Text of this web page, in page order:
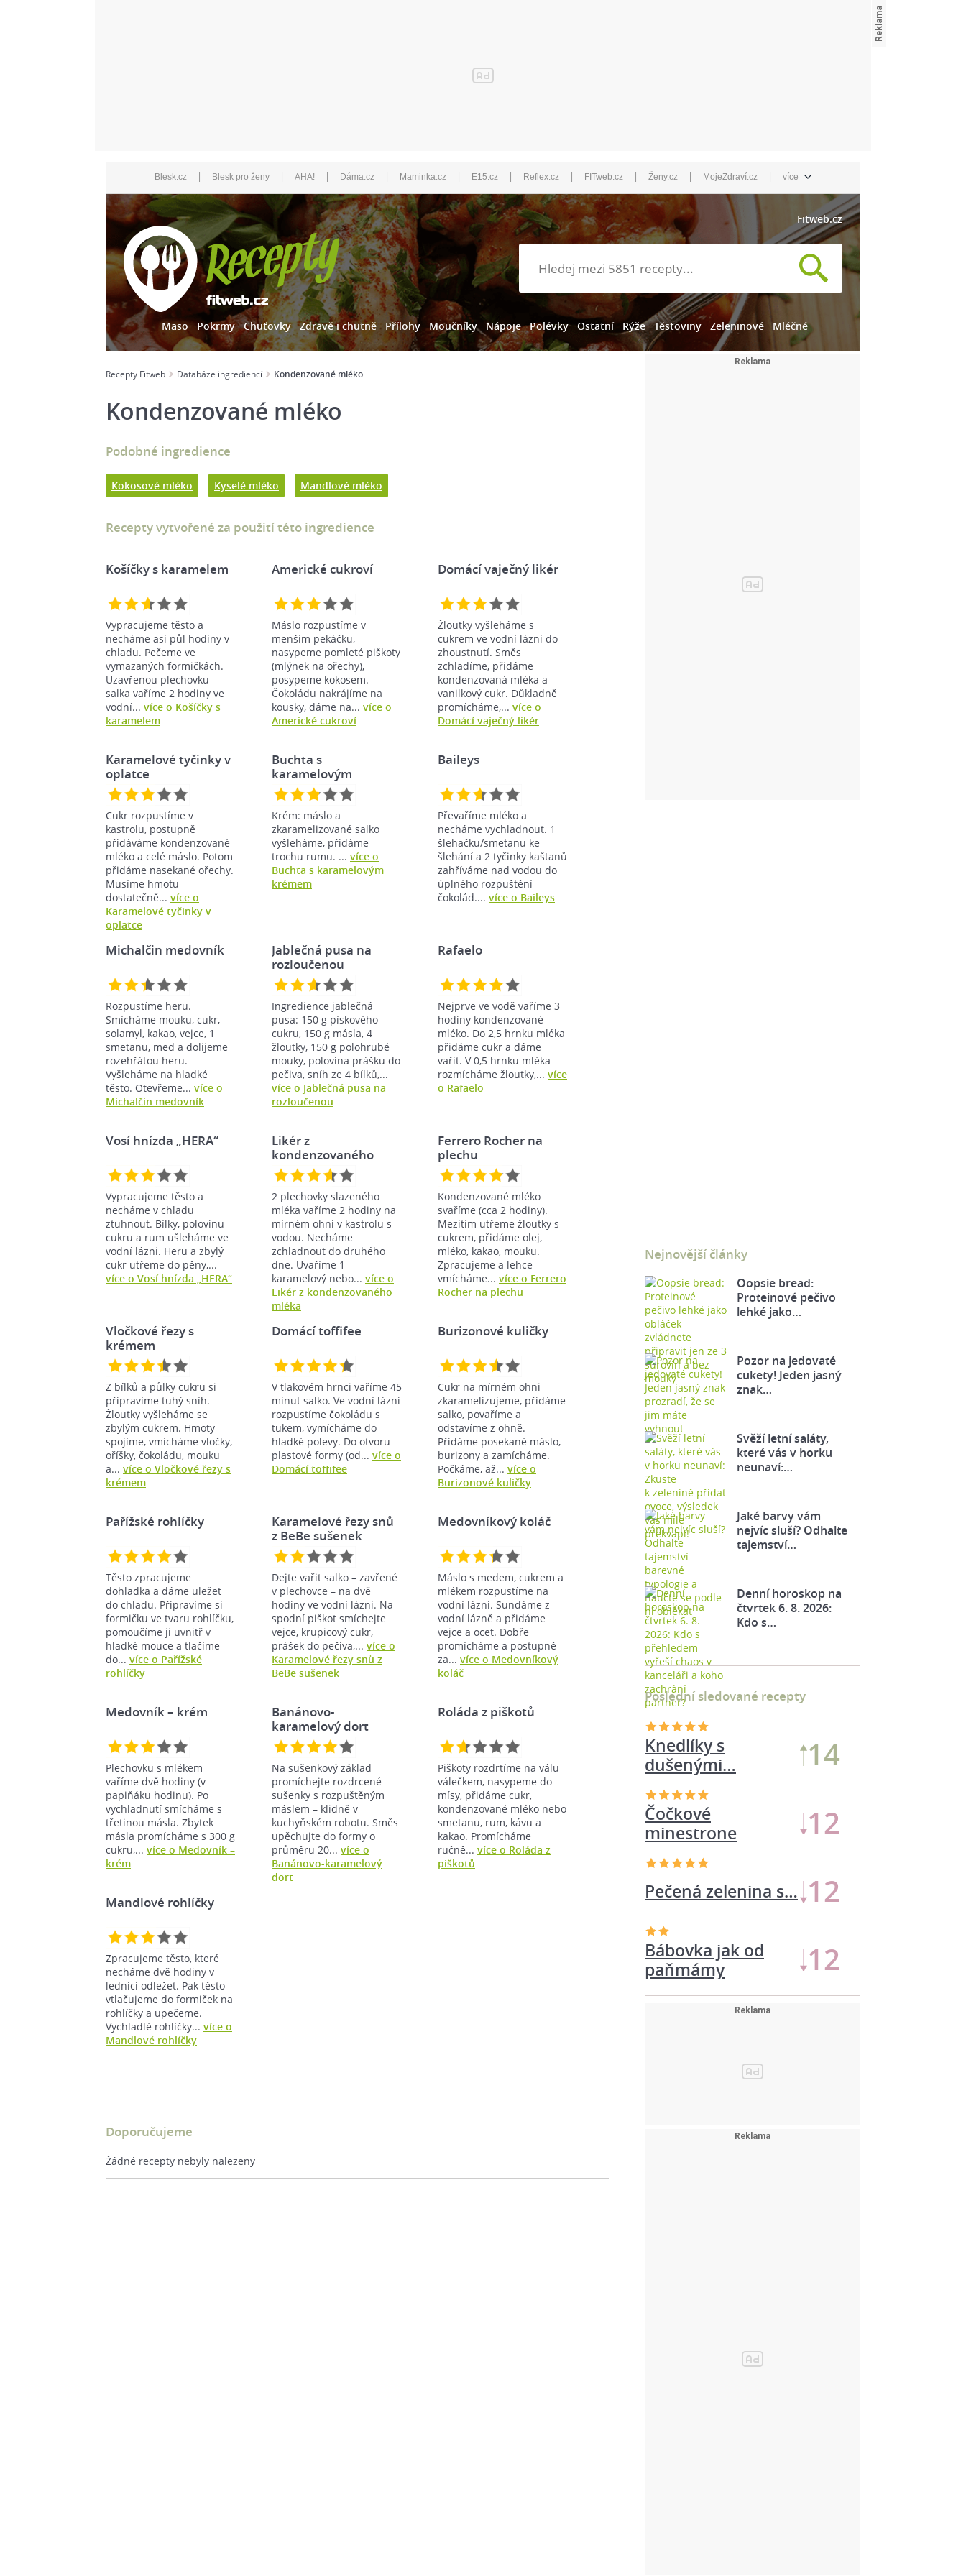
Blesk.cz | Blesk pro ženy | AHA! | Dáma.cz | Maminka.cz | E15.cz | Reflex.cz | FITweb.cz | Ženy.cz | MojeZdraví.cz | více
Fitweb.cz
Maso Pokrmy Chuťovky Zdravě i chutně Přílohy Moučníky Nápoje Polévky Ostatní Rýže Těstoviny Zeleninové Mléčné
Recepty Fitweb Databáze ingrediencí Kondenzované mléko
Kondenzované mléko
Podobné ingredience
Kokosové mléko Kyselé mléko Mandlové mléko
Recepty vytvořené za použití této ingredience
Košíčky s karamelem
Vypracujeme těsto a
necháme asi půl hodiny v
chladu. Pečeme ve
vymazaných formičkách.
Uzavřenou plechovku
salka vaříme 2 hodiny ve
vodní... více o Košíčky s
karamelem
Americké cukroví
Máslo rozpustíme v
menším pekáčku,
nasypeme pomleté piškoty
(mlýnek na ořechy),
posypeme kokosem.
Čokoládu nakrájíme na
kousky, dáme na... více o
Americké cukroví
Domácí vaječný likér
Žloutky vyšleháme s
cukrem ve vodní lázni do
zhoustnutí. Směs
zchladíme, přidáme
kondenzovaná mléka a
vanilkový cukr. Důkladně
promícháme,... více o
Domácí vaječný likér
Karamelové tyčinky v
oplatce
Cukr rozpustíme v
kastrolu, postupně
přidáváme kondenzované
mléko a celé máslo. Potom
přidáme nasekané ořechy.
Musíme hmotu
dostatečně... více o
Karamelové tyčinky v
oplatce
Buchta s
karamelovým
krémem
Krém: máslo a
zkaramelizované salko
vyšleháme, přidáme
trochu rumu. ... více o
Buchta s karamelovým
krémem
Baileys
Převaříme mléko a
necháme vychladnout. 1
šlehačku/smetanu ke
šlehání a 2 tyčinky kaštanů
zahříváme nad vodou do
úplného rozpuštění
čokolád.... více o Baileys
Michalčin medovník
Rozpustíme heru.
Smícháme mouku, cukr,
solamyl, kakao, vejce, 1
smetanu, med a dolijeme
rozehřátou heru.
Vyšleháme na hladké
těsto. Otevřeme... více o
Michalčin medovník
Jablečná pusa na
rozloučenou
Ingredience jablečná
pusa: 150 g pískového
cukru, 150 g másla, 4
žloutky, 150 g polohrubé
mouky, polovina prášku do
pečiva, sníh ze 4 bílků,...
více o Jablečná pusa na
rozloučenou
Rafaelo
Nejprve ve vodě vaříme 3
hodiny kondenzované
mléko. Do 2,5 hrnku mléka
přidáme cukr a dáme
vařit. V 0,5 hrnku mléka
rozmícháme žloutky,... více
o Rafaelo
Vosí hnízda „HERA“
Vypracujeme těsto a
necháme v chladu
ztuhnout. Bílky, polovinu
cukru a rum ušleháme ve
vodní lázni. Heru a zbylý
cukr utřeme do pěny,...
více o Vosí hnízda „HERA“
Likér z
kondenzovaného
mléka
2 plechovky slazeného
mléka vaříme 2 hodiny na
mírném ohni v kastrolu s
vodou. Necháme
zchladnout do druhého
dne. Uvaříme 1
karamelový nebo... více o
Likér z kondenzovaného
mléka
Ferrero Rocher na
plechu
Kondenzované mléko
svaříme (cca 2 hodiny).
Mezitím utřeme žloutky s
cukrem, přidáme olej,
mléko, kakao, mouku.
Zpracujeme a lehce
vmícháme... více o Ferrero
Rocher na plechu
Vločkové řezy s
krémem
Z bílků a půlky cukru si
připravíme tuhý sníh.
Žloutky vyšleháme se
zbylým cukrem. Hmoty
spojíme, vmícháme vločky,
oříšky, čokoládu, mouku
a... více o Vločkové řezy s
krémem
Domácí toffifee
V tlakovém hrnci vaříme 45
minut salko. Ve vodní lázni
rozpustíme čokoládu s
tukem, vymícháme do
hladké polevy. Do otvoru
plastové formy (od... více o
Domácí toffifee
Burizonové kuličky
Cukr na mírném ohni
zkaramelizujeme, přidáme
salko, povaříme a
odstavíme z ohně.
Přidáme posekané máslo,
burizony a zamícháme.
Počkáme, až... více o
Burizonové kuličky
Pařížské rohlíčky
Těsto zpracujeme
dohladka a dáme uležet
do chladu. Připravíme si
formičku ve tvaru rohlíčku,
pomoučíme ji uvnitř v
hladké mouce a tlačíme
do... více o Pařížské
rohlíčky
Karamelové řezy snů
z BeBe sušenek
Dejte vařit salko – zavřené
v plechovce – na dvě
hodiny ve vodní lázni. Na
spodní piškot smíchejte
vejce, krupicový cukr,
prášek do pečiva,... více o
Karamelové řezy snů z
BeBe sušenek
Medovníkový koláč
Máslo s medem, cukrem a
mlékem rozpustíme na
vodní lázni. Sundáme z
vodní lázně a přidáme
vejce a ocet. Dobře
promícháme a postupně
za... více o Medovníkový
koláč
Medovník – krém
Plechovku s mlékem
vaříme dvě hodiny (v
papiňáku hodinu). Po
vychladnutí smícháme s
třetinou másla. Zbytek
másla promícháme s 300 g
cukru,... více o Medovník –
krém
Banánovo-
karamelový dort
Na sušenkový základ
promíchejte rozdrcené
sušenky s rozpuštěným
máslem – klidně v
kuchyňském robotu. Směs
upěchujte do formy o
průměru 20... více o
Banánovo-karamelový
dort
Roláda z piškotů
Piškoty rozdrtíme na válu
válečkem, nasypeme do
mísy, přidáme cukr,
kondenzované mléko nebo
smetanu, rum, kávu a
kakao. Promícháme
ručně... více o Roláda z
piškotů
Mandlové rohlíčky
Zpracujeme těsto, které
necháme dvě hodiny v
lednici odležet. Pak těsto
vtlačujeme do formiček na
rohlíčky a upečeme.
Vychladlé rohlíčky... více o
Mandlové rohlíčky
Nejnovější články
Oopsie bread:
Proteinové pečivo
lehké jako…
Pozor na jedovaté
cukety! Jeden jasný
znak…
Svěží letní saláty,
které vás v horku
neunaví:…
Jaké barvy vám
nejvíc sluší? Odhalte
tajemství…
Denní horoskop na
čtvrtek 6. 8. 2026:
Kdo s…
Poslední sledované recepty
Čočkové
minestrone
13
Knedlíky s
dušenými…
12
Pečená zelenina s… 23
Bábovka jak od
paňmámy
11
Doporučujeme
Žádné recepty nebyly nalezeny